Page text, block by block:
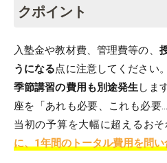
クポイント
入塾金や教材費、管理費等の、
うになる点に注意してください
季節講習の費用も別途発生 しま
座を「あれも必要、これも必要
当初の予算を大幅に超えるおそ
に、1年間のトータル費用を問い